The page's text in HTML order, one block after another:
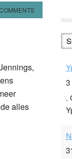
alles
3
.